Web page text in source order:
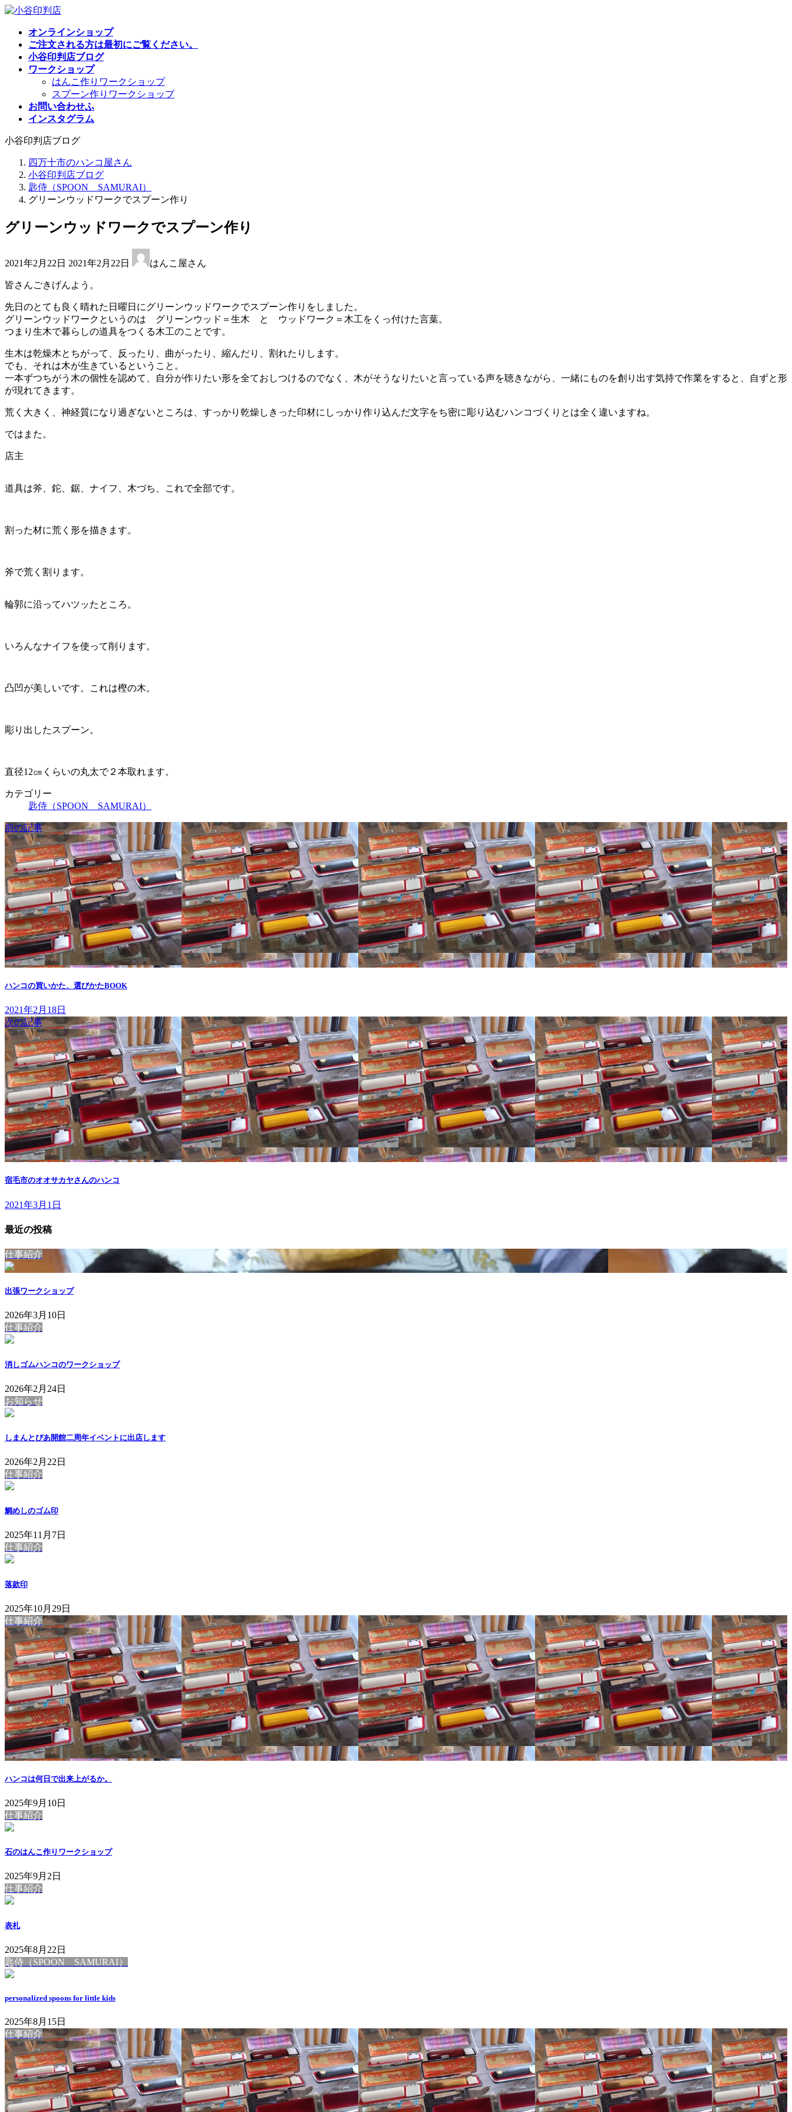
コ
ナ
オンラインショップ
ご注文される方は最初にご覧ください。
小谷印判店ブログ
ワークショップ
はんこ作りワークショップ
スプーン作りワークショップ
お問い合わせふ
インスタグラム
小谷印判店ブログ
四万十市のハンコ屋さん
小谷印判店ブログ
匙侍（SPOON SAMURAI）
グリーンウッドワークでスプーン作り
グリーンウッドワークでスプーン作り
2021年2月22日 終
新
日
時
:
2021年2月22日 はんこ屋さん
皆さんごきげんよう。
先日のとても良く晴れた日曜日にグリーンウッドワークでスプーン作りをしました。
グリーンウッドワークというのは グリーンウッド＝生木 と ウッドワーク＝木工をくっ付けた言葉。
つまり生木で暮らしの道具をつくる木工のことです。
生木は乾燥木とちがって、反ったり、曲がったり、縮んだり、割れたりします。
でも、それは木が生きているということ。
一本ずつちがう木の個性を認めて、自分が作りたい形を全ておしつけるのでなく、木がそうなりたいと言っている声を聴きながら、一緒にものを創り出す気持で作業をすると、自ずと形
が現れてきます。
荒く大きく、神経質になり過ぎないところは、すっかり乾燥しきった印材にしっかり作り込んだ文字をち密に彫り込むハンコづくりとは全く違いますね。
ではまた。
店主
道具は斧、鉈、鋸、ナイフ、木づち、これで全部です。
割った材に荒く形を描きます。
斧で荒く割ります。
輪郭に沿ってハツッたところ。
いろんなナイフを使って削ります。
凸凹が美しいです。これは樫の木。
彫り出したスプーン。
直径12㎝くらいの丸太で２本取れます。
カテゴリー
匙侍（SPOON SAMURAI）
前の記事
ハンコの買いかた、選びかたBOOK
2021年2月18日
次の記事
宿毛市のオオサカヤさんのハンコ
2021年3月1日
最近の投稿
仕事紹介
出張ワークショップ
2026年3月10日
仕事紹介
消しゴムハンコのワークショップ
2026年2月24日
お知らせ
しまんとぴあ開館二周年イベントに出店します
2026年2月22日
仕事紹介
鯛めしのゴム印
2025年11月7日
仕事紹介
落款印
2025年10月29日
仕事紹介
ハンコは何日で出来上がるか。
2025年9月10日
仕事紹介
石のはんこ作りワークショップ
2025年9月2日
仕事紹介
表札
2025年8月22日
匙侍（SPOON SAMURAI）
personalized spoons for little kids
2025年8月15日
仕事紹介